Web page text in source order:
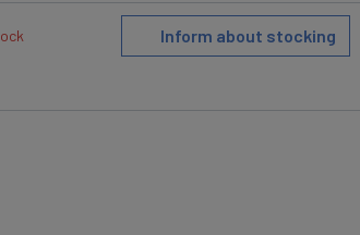
Inform about stocking